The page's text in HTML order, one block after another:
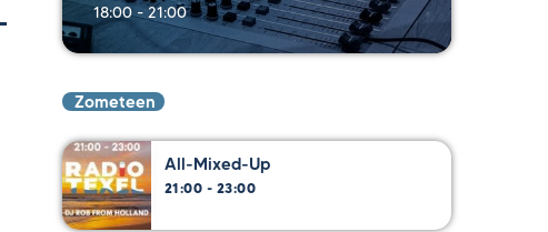
18:00 - 21:00
Zometeen
All-Mixed-Up
21:00 - 23:00